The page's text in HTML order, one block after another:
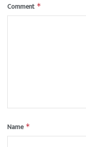
Comment *
Name *